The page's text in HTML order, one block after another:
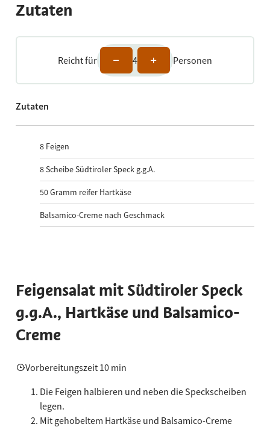
Zutaten
Reicht für 4 Personen
Zutaten
8 Feigen
8Scheibe Südtiroler Speck g.g.A.
50Gramm reifer Hartkäse
Balsamico-Creme nach Geschmack
Feigensalat mit Südtiroler Speck
g.g.A., Hartkäse und Balsamico-
Creme
Vorbereitungszeit 10 min
Die Feigen halbieren und neben die Speckscheiben
legen.
Mit gehobeltem Hartkäse und Balsamico-Creme